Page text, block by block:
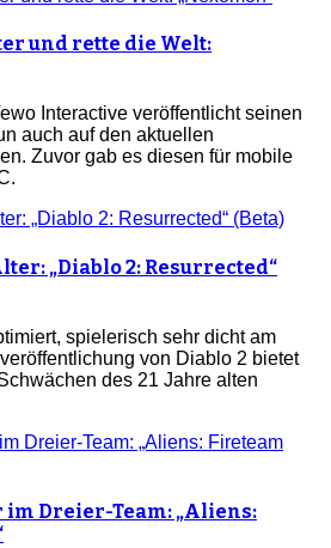
und rette die Welt:
Interactive veröffentlicht seinen
auch auf den aktuellen
Zuvor gab es diesen für mobile
„Diablo 2: Resurrected“
spielerisch sehr dicht am
von Diablo 2 bietet
des 21 Jahre alten
Dreier-Team: „Aliens: